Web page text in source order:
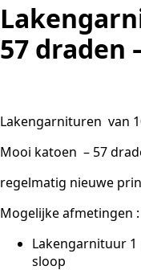
57 draden
Lakengarnituren van
Mooi katoen – 57
regelmatig nieuwe
Mogelijke afmetingen :
Lakengarnituur 1
sloop